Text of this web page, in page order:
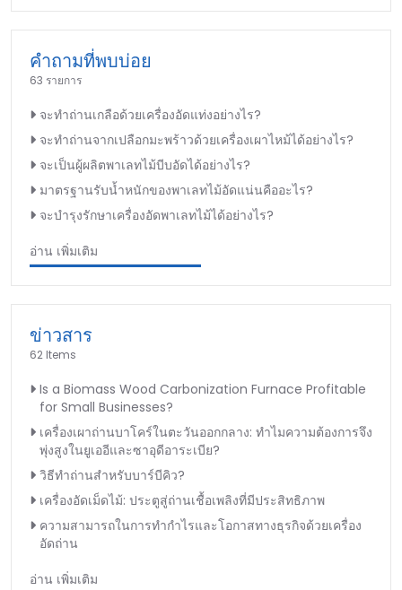
คำถามที่พบบ่อย
63 รายการ
จะทำถ่านเกลือด้วยเครื่องอัดแท่งอย่างไร?
จะทำถ่านจากเปลือกมะพร้าวด้วยเครื่องเผาไหม้ได้อย่างไร?
จะเป็นผู้ผลิตพาเลทไม้บีบอัดได้อย่างไร?
มาตรฐานรับน้ำหนักของพาเลทไม้อัดแน่นคืออะไร?
จะบำรุงรักษาเครื่องอัดพาเลทไม้ได้อย่างไร?
อ่าน เพิ่มเติม
ข่าวสาร
62 Items
Is a Biomass Wood Carbonization Furnace Profitable
for Small Businesses?
เครื่องเผาถ่านบาโคร์ในตะวันออกกลาง: ทำไมความต้องการจึง
พุ่งสูงในยูเออีและซาอุดีอาระเบีย?
วิธีทำถ่านสำหรับบาร์บีคิว?
เครื่องอัดเม็ดไม้: ประตูสู่ถ่านเชื้อเพลิงที่มีประสิทธิภาพ
ความสามารถในการทำกำไรและโอกาสทางธุรกิจด้วยเครื่อง
อัดถ่าน
อ่าน เพิ่มเติม